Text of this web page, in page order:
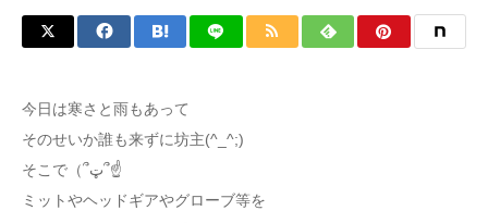
今日は寒さと雨もあって
そのせいか誰も来ずに坊主(^_^;)
そこで（՞ټ՞☝
ミットやヘッドギアやグローブ等を